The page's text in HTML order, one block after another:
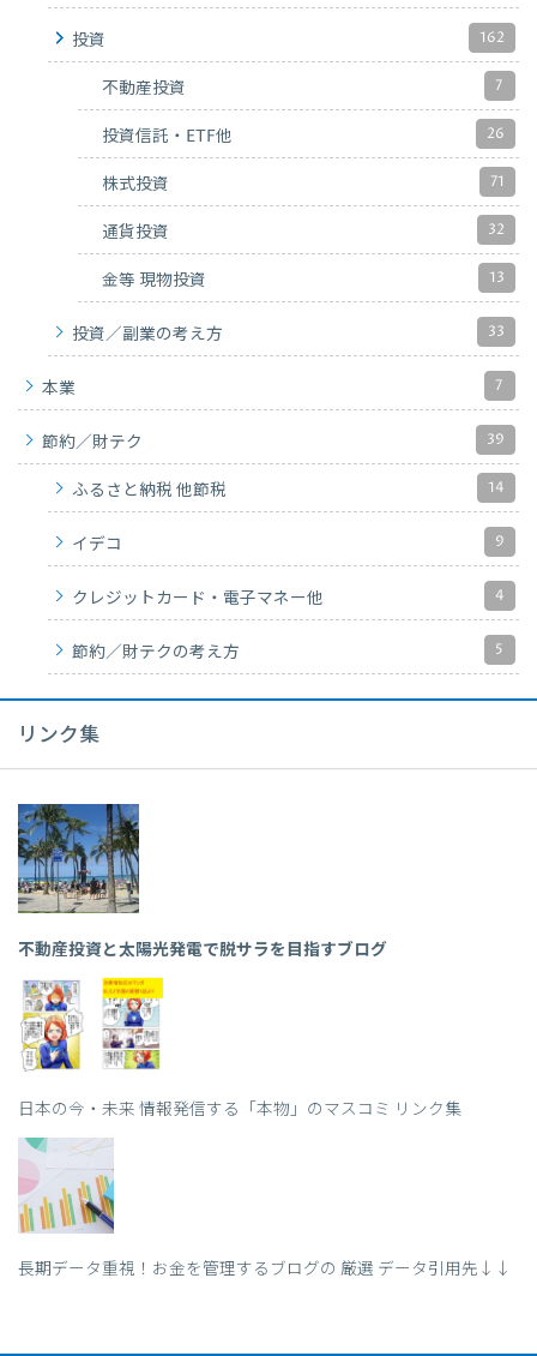
投資 162
不動産投資 7
投資信託・ETF他 26
株式投資 71
通貨投資 32
金等 現物投資 13
投資／副業の考え方 33
本業 7
節約／財テク 39
ふるさと納税 他節税 14
イデコ 9
クレジットカード・電子マネー他 4
節約／財テクの考え方 5
リンク集
不動産投資と太陽光発電で脱サラを目指すブログ
日本の今・未来 情報発信する「本物」のマスコミ リンク集
長期データ重視！お金を管理するブログの 厳選 データ引用先↓↓